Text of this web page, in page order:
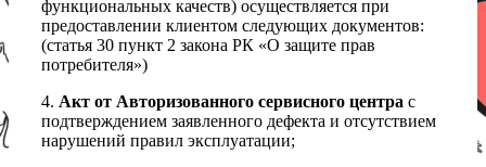
функциональных качеств) осуществляется при
предоставлении клиентом следующих документов:
(статья 30 пункт 2 закона РК «О защите прав
потребителя»)
4. Акт от Авторизованного сервисного центра с
подтверждением заявленного дефекта и отсутствием
нарушений правил эксплуатации;